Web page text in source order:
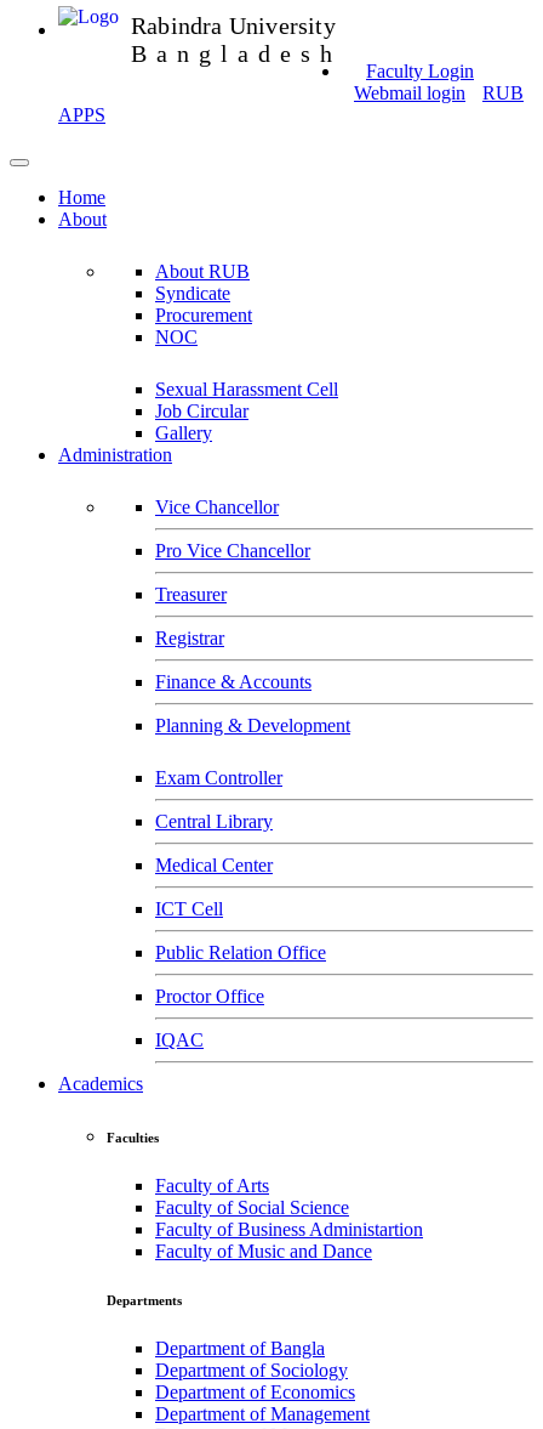
Rabindra University
Bangladesh
Faculty Login
Webmail login
RUB
APPS
Home
About
About RUB
Syndicate
Procurement
NOC
Sexual Harassment Cell
Job Circular
Gallery
Administration
Vice Chancellor
Pro Vice Chancellor
Treasurer
Registrar
Finance & Accounts
Planning & Development
Exam Controller
Central Library
Medical Center
ICT Cell
Public Relation Office
Proctor Office
IQAC
Academics
Faculties
Faculty of Arts
Faculty of Social Science
Faculty of Business Administartion
Faculty of Music and Dance
Departments
Department of Bangla
Department of Sociology
Department of Economics
Department of Management